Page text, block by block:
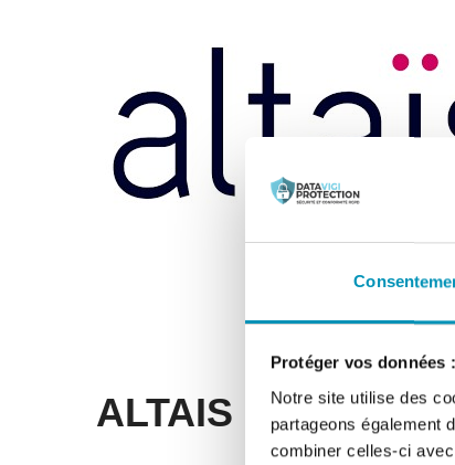
Protéger vos
Notre site utilise des
partageons également
combiner celles-ci
ALTAIS